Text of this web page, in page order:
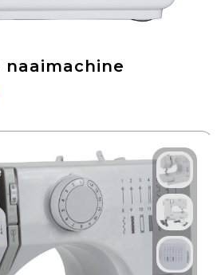
naaimachine